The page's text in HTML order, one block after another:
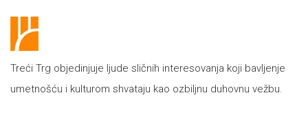
Treći Trg objedinjuje ljude sličnih interesovanja koji bavljenje
umetnošću i kulturom shvataju kao ozbiljnu duhovnu vežbu.